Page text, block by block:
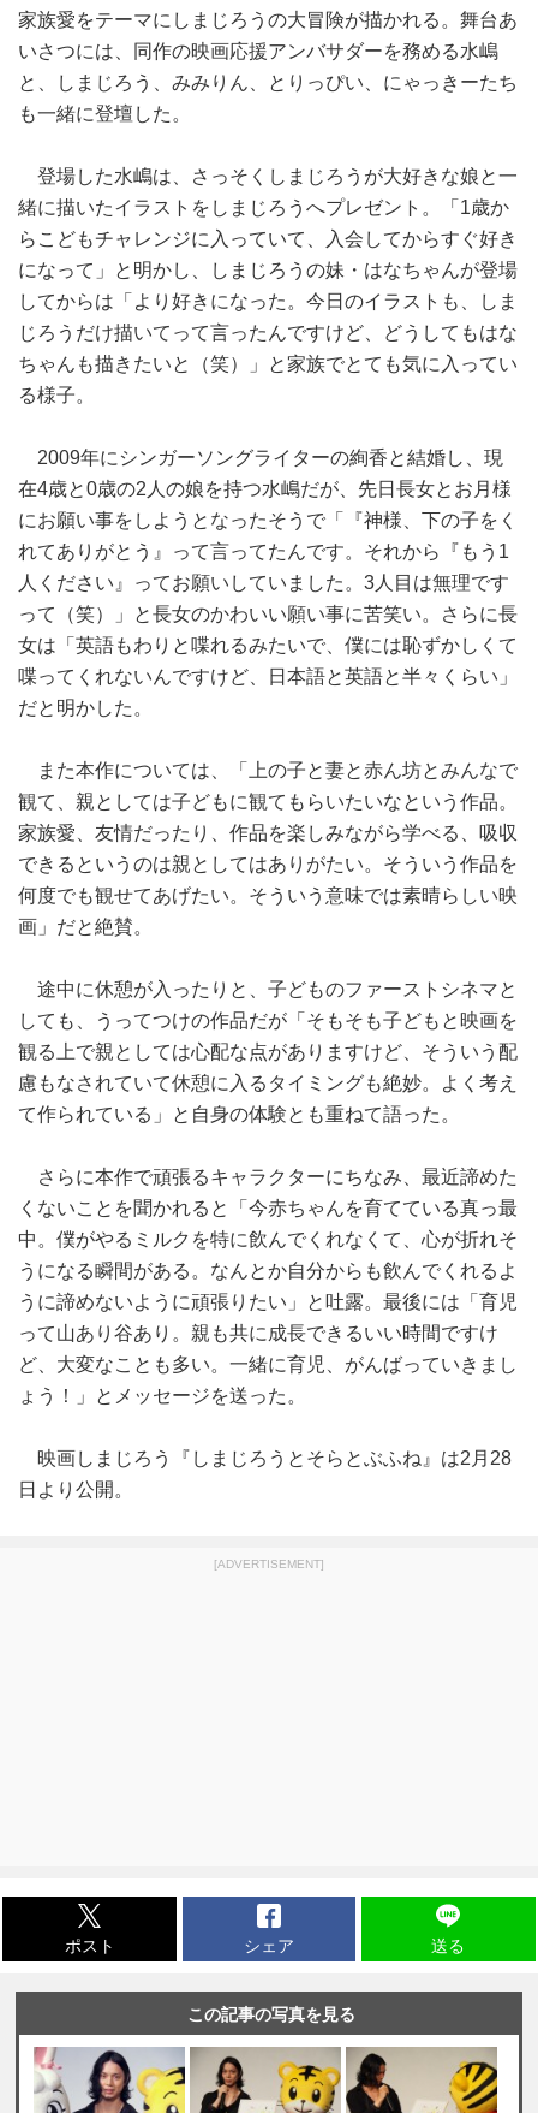
家族愛をテーマにしまじろうの大冒険が描かれる。舞台あ
いさつには、同作の映画応援アンバサダーを務める水嶋
と、しまじろう、みみりん、とりっぴい、にゃっきーたち
も一緒に登壇した。
登場した水嶋は、さっそくしまじろうが大好きな娘と一
緒に描いたイラストをしまじろうへプレゼント。「1歳か
らこどもチャレンジに入っていて、入会してからすぐ好き
になって」と明かし、しまじろうの妹・はなちゃんが登場
してからは「より好きになった。今日のイラストも、しま
じろうだけ描いてって言ったんですけど、どうしてもはな
ちゃんも描きたいと（笑）」と家族でとても気に入ってい
る様子。
2009年にシンガーソングライターの絢香と結婚し、現
在4歳と0歳の2人の娘を持つ水嶋だが、先日長女とお月様
にお願い事をしようとなったそうで「『神様、下の子をく
れてありがとう』って言ってたんです。それから『もう1
人ください』ってお願いしていました。3人目は無理です
って（笑）」と長女のかわいい願い事に苦笑い。さらに長
女は「英語もわりと喋れるみたいで、僕には恥ずかしくて
喋ってくれないんですけど、日本語と英語と半々くらい」
だと明かした。
また本作については、「上の子と妻と赤ん坊とみんなで
観て、親としては子どもに観てもらいたいなという作品。
家族愛、友情だったり、作品を楽しみながら学べる、吸収
できるというのは親としてはありがたい。そういう作品を
何度でも観せてあげたい。そういう意味では素晴らしい映
画」だと絶賛。
途中に休憩が入ったりと、子どものファーストシネマと
しても、うってつけの作品だが「そもそも子どもと映画を
観る上で親としては心配な点がありますけど、そういう配
慮もなされていて休憩に入るタイミングも絶妙。よく考え
て作られている」と自身の体験とも重ねて語った。
さらに本作で頑張るキャラクターにちなみ、最近諦めた
くないことを聞かれると「今赤ちゃんを育てている真っ最
中。僕がやるミルクを特に飲んでくれなくて、心が折れそ
うになる瞬間がある。なんとか自分からも飲んでくれるよ
うに諦めないように頑張りたい」と吐露。最後には「育児
って山あり谷あり。親も共に成長できるいい時間ですけ
ど、大変なことも多い。一緒に育児、がんばっていきまし
ょう！」とメッセージを送った。
映画しまじろう『しまじろうとそらとぶふね』は2月28
日より公開。
[ADVERTISEMENT]
ポスト シェア 送る
この記事の写真を見る